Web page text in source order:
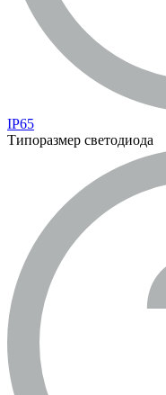
IP65
Типоразмер светодиода